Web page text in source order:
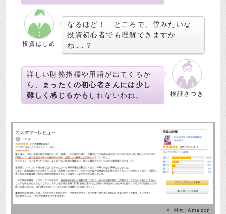
投資はじめ
なるほど！ ところで、僕みたいな
投資初心者でも理解できますか
ね……？
検証さつき
詳しい財務指標や用語が出てくるか
ら、
まったくの初心者さんには少し
難しく感じるかも しれないわね。
引用元:Amazon